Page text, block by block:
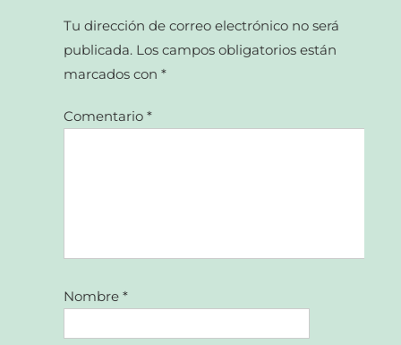
Tu dirección de correo electrónico no será
publicada. Los campos obligatorios están
marcados con*
Comentario*
Nombre*